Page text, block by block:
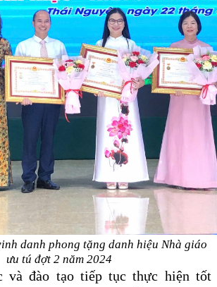
danh phong tặng danh hiệu Nhà giáo
ưu tú đợt 2 năm 2024
và đào tạo tiếp tục thực hiện tốt